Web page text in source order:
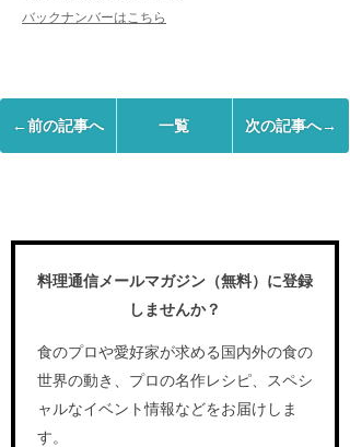
バックナンバーはこちら
←前の記事へ 一覧 次の記事へ→
料理通信メールマガジン（無料）に登録
しませんか？
食のプロや愛好家が求める国内外の食の
世界の動き、プロの名作レシピ、スペシ
ャルなイベント情報などをお届けしま
す。